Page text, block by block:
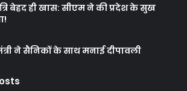
बेहद ही खास: सीएम ने की प्रदेश के सुख
ने सैनिकों के साथ मनाई दीपावली